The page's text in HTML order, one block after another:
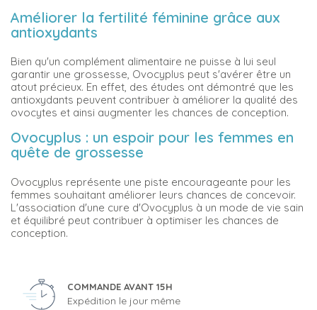
Améliorer la fertilité féminine grâce aux
antioxydants
Bien qu'un complément alimentaire ne puisse à lui seul
garantir une grossesse, Ovocyplus peut s'avérer être un
atout précieux. En effet, des études ont démontré que les
antioxydants peuvent contribuer à améliorer la qualité des
ovocytes et ainsi augmenter les chances de conception.
Ovocyplus : un espoir pour les femmes en
quête de grossesse
Ovocyplus représente une piste encourageante pour les
femmes souhaitant améliorer leurs chances de concevoir.
L'association d'une cure d'Ovocyplus à un mode de vie sain
et équilibré peut contribuer à optimiser les chances de
conception.
COMMANDE AVANT 15H
Expédition le jour même